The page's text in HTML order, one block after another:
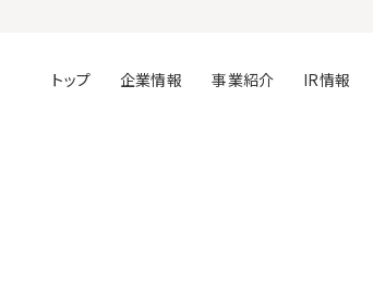
トップ 企業情報 事業紹介 IR情報